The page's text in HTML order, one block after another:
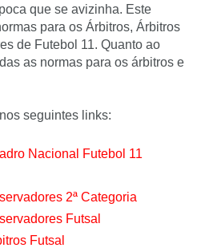
que se avizinha. Este
para os Árbitros, Árbitros
de Futebol 11. Quanto ao
as normas para os árbitros e
seguintes links:
Nacional Futebol 11
2ª Categoria
Futsal
Futsal